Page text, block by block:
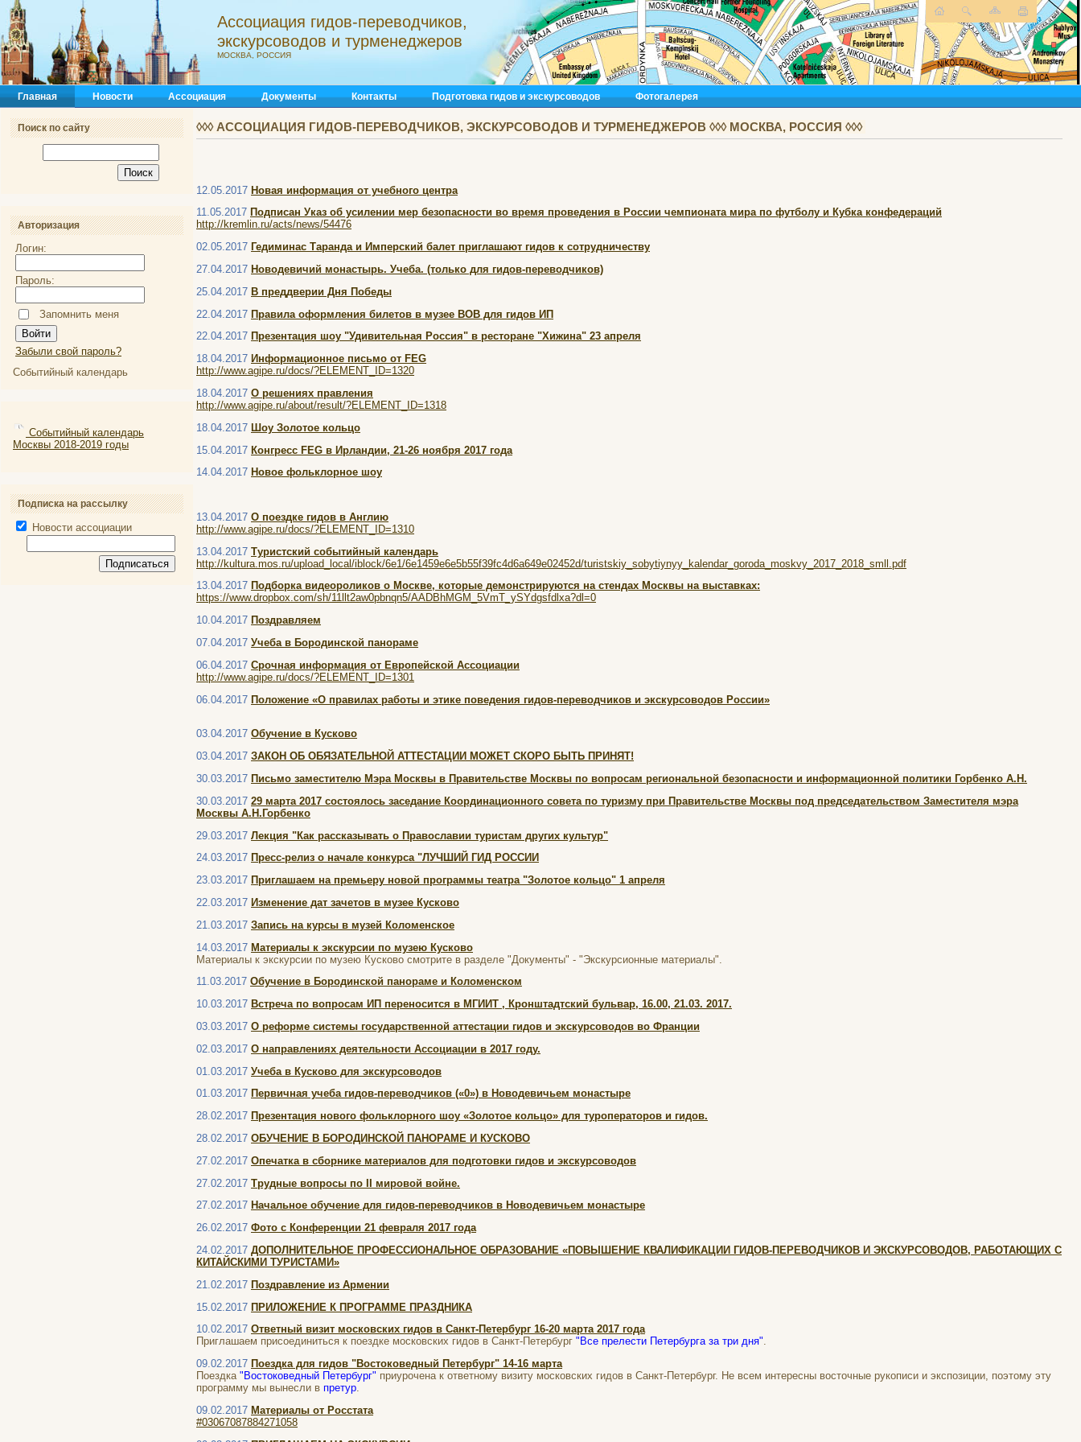
Ассоциация гидов-переводчиков,
экскурсоводов и турменеджеров
МОСКВА, РОССИЯ
Главная Новости Ассоциация Документы Контакты Подготовка гидов и экскурсоводов Фотогалерея
Поиск по сайту
Авторизация
Логин:
Пароль:
Запомнить меня
Забыли свой пароль?
Событийный календарь
Событийный календарь
Москвы 2018-2019 годы
Подписка на рассылку
Новости ассоциации
◊◊◊ АССОЦИАЦИЯ ГИДОВ-ПЕРЕВОДЧИКОВ, ЭКСКУРСОВОДОВ И ТУРМЕНЕДЖЕРОВ ◊◊◊ МОСКВА, РОССИЯ ◊◊◊
12.05.2017 Новая информация от учебного центра
11.05.2017 Подписан Указ об усилении мер безопасности во время проведения в России чемпионата мира по футболу и Кубка конфедераций
http://kremlin.ru/acts/news/54476
02.05.2017 Гедиминас Таранда и Имперский балет приглашают гидов к сотрудничеству
27.04.2017 Новодевичий монастырь. Учеба. (только для гидов-переводчиков)
25.04.2017 В преддверии Дня Победы
22.04.2017 Правила оформления билетов в музее ВОВ для гидов ИП
22.04.2017 Презентация шоу "Удивительная Россия" в ресторане "Хижина" 23 апреля
18.04.2017 Информационное письмо от FEG
http://www.agipe.ru/docs/?ELEMENT_ID=1320
18.04.2017 О решениях правления
http://www.agipe.ru/about/result/?ELEMENT_ID=1318
18.04.2017 Шоу Золотое кольцо
15.04.2017 Конгресс FEG в Ирландии, 21-26 ноября 2017 года
14.04.2017 Новое фольклорное шоу
13.04.2017 О поездке гидов в Англию
http://www.agipe.ru/docs/?ELEMENT_ID=1310
13.04.2017 Туристский событийный календарь
http://kultura.mos.ru/upload_local/iblock/6e1/6e1459e6e5b55f39fc4d6a649e02452d/turistskiy_sobytiynyy_kalendar_goroda_moskvy_2017_2018_smll.pdf
13.04.2017 Подборка видеороликов о Москве, которые демонстрируются на стендах Москвы на выставках:
https://www.dropbox.com/sh/11llt2aw0pbnqn5/AADBhMGM_5VmT_ySYdgsfdlxa?dl=0
10.04.2017 Поздравляем
07.04.2017 Учеба в Бородинской панораме
06.04.2017 Срочная информация от Европейской Ассоциации
http://www.agipe.ru/docs/?ELEMENT_ID=1301
06.04.2017 Положение «О правилах работы и этике поведения гидов-переводчиков и экскурсоводов России»
03.04.2017 Обучение в Кусково
03.04.2017 ЗАКОН ОБ ОБЯЗАТЕЛЬНОЙ АТТЕСТАЦИИ МОЖЕТ СКОРО БЫТЬ ПРИНЯТ!
30.03.2017 Письмо заместителю Мэра Москвы в Правительстве Москвы по вопросам региональной безопасности и информационной политики Горбенко А.Н.
30.03.2017 29 марта 2017 состоялось заседание Координационного совета по туризму при Правительстве Москвы под председательством Заместителя мэра
Москвы А.Н.Горбенко
29.03.2017 Лекция "Как рассказывать о Православии туристам других культур"
24.03.2017 Пресс-релиз о начале конкурса "ЛУЧШИЙ ГИД РОССИИ
23.03.2017 Приглашаем на премьеру новой программы театра "Золотое кольцо" 1 апреля
22.03.2017 Изменение дат зачетов в музее Кусково
21.03.2017 Запись на курсы в музей Коломенское
14.03.2017 Материалы к экскурсии по музею Кусково
Материалы к экскурсии по музею Кусково смотрите в разделе "Документы" - "Экскурсионные материалы".
11.03.2017 Обучение в Бородинской панораме и Коломенском
10.03.2017 Встреча по вопросам ИП переносится в МГИИТ , Кронштадтский бульвар, 16.00, 21.03. 2017.
03.03.2017 О реформе системы государственной аттестации гидов и экскурсоводов во Франции
02.03.2017 О направлениях деятельности Ассоциации в 2017 году.
01.03.2017 Учеба в Кусково для экскурсоводов
01.03.2017 Первичная учеба гидов-переводчиков («0») в Новодевичьем монастыре
28.02.2017 Презентация нового фольклорного шоу «Золотое кольцо» для туроператоров и гидов.
28.02.2017 ОБУЧЕНИЕ В БОРОДИНСКОЙ ПАНОРАМЕ И КУСКОВО
27.02.2017 Опечатка в сборнике материалов для подготовки гидов и экскурсоводов
27.02.2017 Трудные вопросы по II мировой войне.
27.02.2017 Начальное обучение для гидов-переводчиков в Новодевичьем монастыре
26.02.2017 Фото с Конференции 21 февраля 2017 года
24.02.2017 ДОПОЛНИТЕЛЬНОЕ ПРОФЕССИОНАЛЬНОЕ ОБРАЗОВАНИЕ «ПОВЫШЕНИЕ КВАЛИФИКАЦИИ ГИДОВ-ПЕРЕВОДЧИКОВ И ЭКСКУРСОВОДОВ, РАБОТАЮЩИХ С
КИТАЙСКИМИ ТУРИСТАМИ»
21.02.2017 Поздравление из Армении
15.02.2017 ПРИЛОЖЕНИЕ К ПРОГРАММЕ ПРАЗДНИКА
10.02.2017 Ответный визит московских гидов в Санкт-Петербург 16-20 марта 2017 года
Приглашаем присоединиться к поездке московских гидов в Санкт-Петербург "Все прелести Петербурга за три дня".
09.02.2017 Поездка для гидов "Востоковедный Петербург" 14-16 марта
Поездка "Востоковедный Петербург" приурочена к ответному визиту московских гидов в Санкт-Петербург. Не всем интересны восточные рукописи и экспозиции, поэтому эту
программу мы вынесли в претур.
09.02.2017 Материалы от Росстата
#03067087884271058